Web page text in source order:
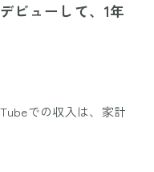
ビューして、1年
での収入は、家計